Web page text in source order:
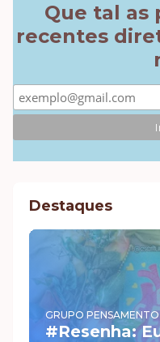
Que tal as
recentes
Destaques
GRUPO PENSAMENTO
#Resenha: